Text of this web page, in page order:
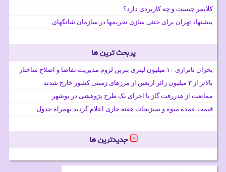
کلایمر چیست و چه کاربردی دارد؟
پیشنهاد تهران برای خنثی سازی تحریمها در سازمان شانگهای
پربحث ترین ها
بحران ناترازی ۱۰ میلیون لیتری بنزین لزوم مدیریت تقاضا و اصلاح ساختار
بالاتر از ۳ میلیون زائر اربعین از مرزهای زمینی کشور خارج شدند
ممانعت از هدررفت گاز با اجرای یک طرح پژوهشی در بوشهر
قیمت عمده میوه و سبزیجات هفته جاری اعلام گردید بهمراه جدول
جدیدترین ها